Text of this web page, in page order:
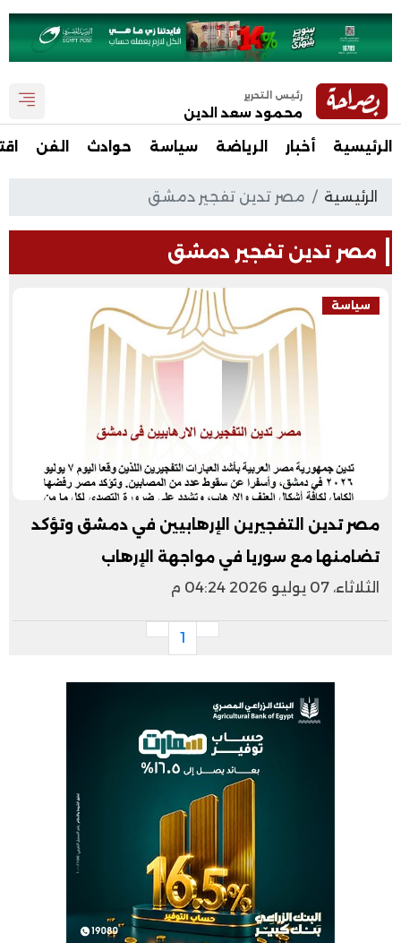
رئيس التحرير
محمود سعد الدين
الرئيسية أخبار الرياضة سياسة حوادث الفن
الرئيسية مصر تدين تفجير دمشق
مصر تدين تفجير دمشق
سياسة
مصر تدين التفجيرين الإرهابيين في دمشق وتؤكد
تضامنها مع سوريا في مواجهة الإرهاب
الثلاثاء، 07 يوليو 2026 04:24 م
1